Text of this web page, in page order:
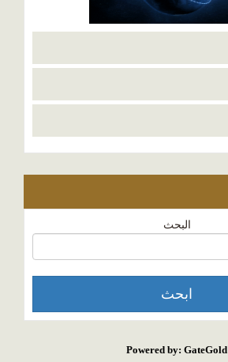
البحث
Powered by: GateGold